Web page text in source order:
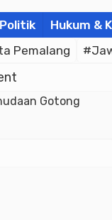
Politik Hukum &
Pemalang
Gotong